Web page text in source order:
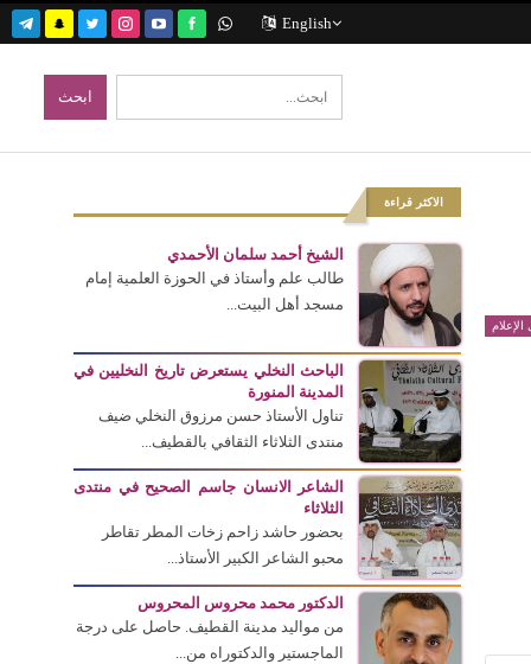
English
الاكثر قراءة
الشيخ أحمد سلمان الأحمدي
طالب علم وأستاذ في الحوزة العلمية إمام
مسجد أهل البيت...
الباحث النخلي يستعرض تاريخ النخليين في
المدينة المنورة
تناول الأستاذ حسن مرزوق النخلي ضيف
منتدى الثلاثاء الثقافي بالقطيف...
الشاعر الانسان جاسم الصحيح في منتدى
الثلاثاء
بحضور حاشد زاحم زخات المطر تقاطر
محبو الشاعر الكبير الأستاذ...
الدكتور محمد محروس المحروس
من مواليد مدينة القطيف. حاصل على درجة
الماجستير والدكتوراه من...